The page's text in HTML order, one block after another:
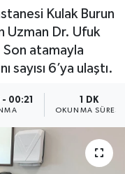
Kulak Burun
Uzman Dr. Ufuk
Son atamayla
6’ya ulaştı.
00:21 1 DK
OKUNMA SÜRESI